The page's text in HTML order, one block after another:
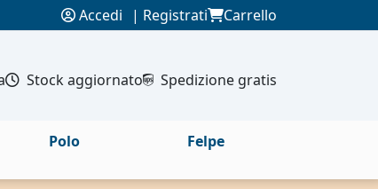
Accedi | Registrati Carrello
Stock aggiornato Spedizione gratis
Polo Felpe